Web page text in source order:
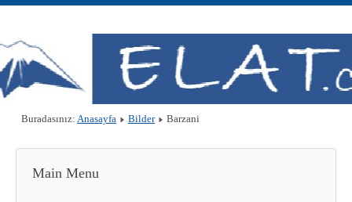
Buradasınız: Anasayfa Bilder Barzani
Main Menu